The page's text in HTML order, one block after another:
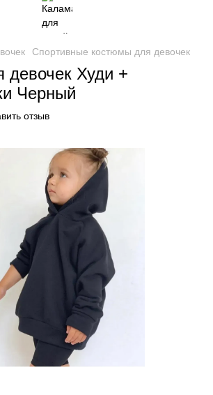
Спортивные костюмы для девочек
девочек Худи +
Черный
отзыв